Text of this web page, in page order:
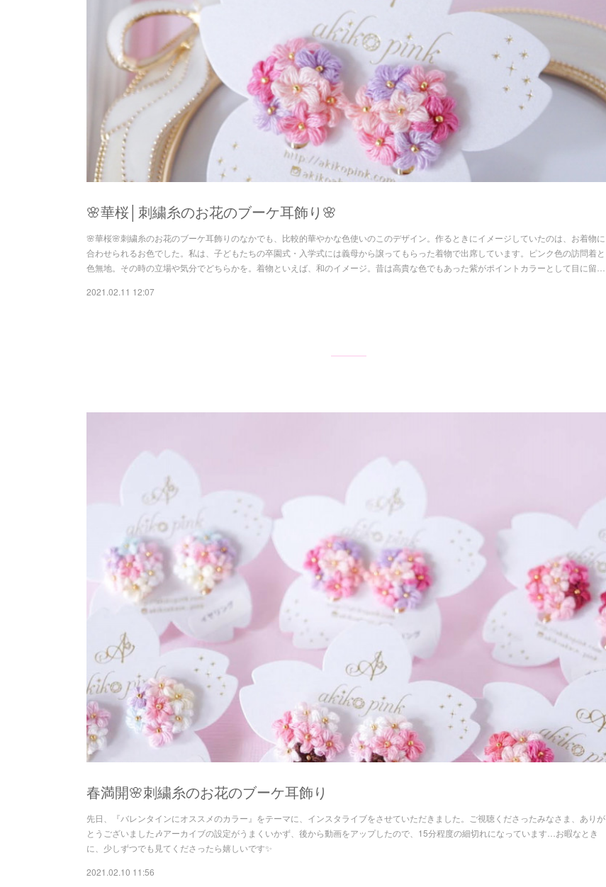
🌸華桜│刺繍糸のお花のブーケ耳飾り🌸
🌸華桜🌸刺繍糸のお花のブーケ耳飾りのなかでも、比較的華やかな色使いのこのデザイン。作るときにイメージしていたのは、お着物に
合わせられるお色でした。私は、子どもたちの卒園式・入学式には義母から譲ってもらった着物で出席しています。ピンク色の訪問着と
色無地。その時の立場や気分でどちらかを。着物といえば、和のイメージ。昔は高貴な色でもあった紫がポイントカラーとして目に留…
2021.02.11 12:07
春満開🌸刺繍糸のお花のブーケ耳飾り
先日、『バレンタインにオススメのカラー』をテーマに、インスタライブをさせていただきました。ご視聴くださったみなさま、ありが
とうございました🎶アーカイブの設定がうまくいかず、後から動画をアップしたので、15分程度の細切れになっています…お暇なとき
に、少しずつでも見てくださったら嬉しいです✨
2021.02.10 11:56